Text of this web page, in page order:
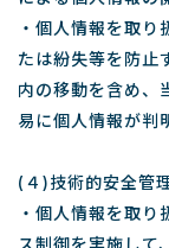
・個人情報を取
たは紛失等を防止
内の移動を含め、
易に個人情報が判
(４)技術的安全管
・個人情報を取り
ス制御を実施して